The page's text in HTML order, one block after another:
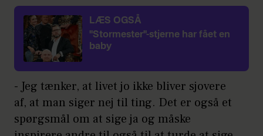
LÆS OGSÅ
"Stormester"-stjerne har fået en
baby
- Jeg tænker, at livet jo ikke bliver sjovere
af, at man siger nej til ting. Det er også et
spørgsmål om at sige ja og måske